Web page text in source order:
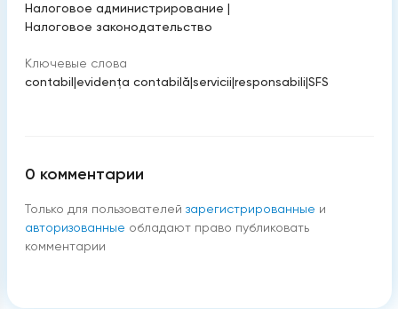
Налоговое администрирование |
Налоговое законодательство
Ключевые слова
contabil|evidenţa contabilă|servicii|responsabili|SFS
0 комментарии
Только для пользователей зарегистрированные и
авторизованные обладают право публиковать
комментарии